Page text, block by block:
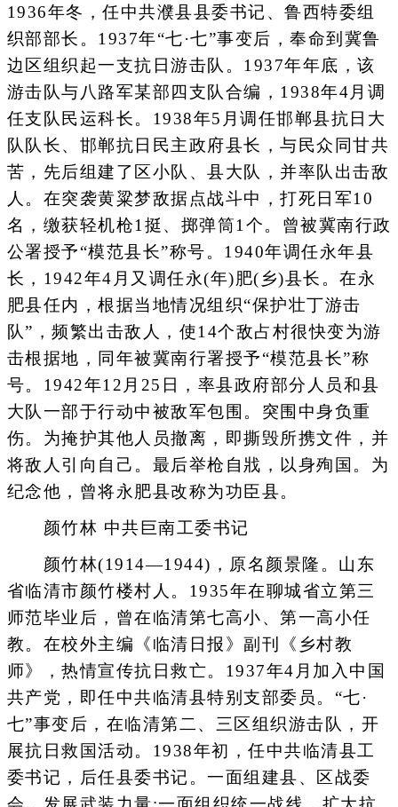
1936年冬，任中共濮县县委书记、鲁西特委组
织部部长。1937年“七·七”事变后，奉命到冀鲁
边区组织起一支抗日游击队。1937年年底，该
游击队与八路军某部四支队合编，1938年4月调
任支队民运科长。1938年5月调任邯郸县抗日大
队队长、邯郸抗日民主政府县长，与民众同甘共
苦，先后组建了区小队、县大队，并率队出击敌
人。在突袭黄粱梦敌据点战斗中，打死日军10
名，缴获轻机枪1挺、掷弹筒1个。曾被冀南行政
公署授予“模范县长”称号。1940年调任永年县
长，1942年4月又调任永(年)肥(乡)县长。在永
肥县任内，根据当地情况组织“保护壮丁游击
队”，频繁出击敌人，使14个敌占村很快变为游
击根据地，同年被冀南行署授予“模范县长”称
号。1942年12月25日，率县政府部分人员和县
大队一部于行动中被敌军包围。突围中身负重
伤。为掩护其他人员撤离，即撕毁所携文件，并
将敌人引向自己。最后举枪自戕，以身殉国。为
纪念他，曾将永肥县改称为功臣县。
颜竹林 中共巨南工委书记
颜竹林(1914—1944)，原名颜景隆。山东
省临清市颜竹楼村人。1935年在聊城省立第三
师范毕业后，曾在临清第七高小、第一高小任
教。在校外主编《临清日报》副刊《乡村教
师》，热情宣传抗日救亡。1937年4月加入中国
共产党，即任中共临清县特别支部委员。“七·
七”事变后，在临清第二、三区组织游击队，开
展抗日救国活动。1938年初，任中共临清县工
委书记，后任县委书记。一面组建县、区战委